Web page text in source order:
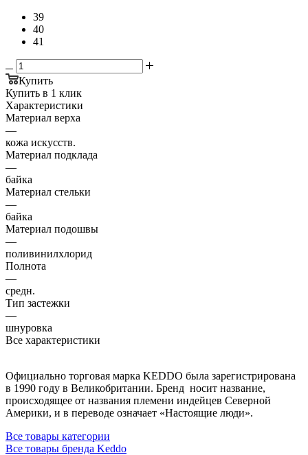
39
40
41
Купить
Купить в 1 клик
Характеристики
Материал верха
—
кожа искусств.
Материал подклада
—
байка
Материал стельки
—
байка
Материал подошвы
—
поливинилхлорид
Полнота
—
средн.
Тип застежки
—
шнуровка
Все характеристики
Официально торговая марка KEDDO была зарегистрирована
в 1990 году в Великобритании. Бренд носит название,
происходящее от названия племени индейцев Северной
Америки, и в переводе означает «Настоящие люди».
Все товары категории
Все товары бренда Keddo